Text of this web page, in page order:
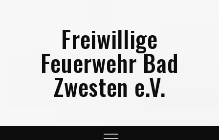
Freiwillige
Feuerwehr Bad
Zwesten e.V.
Menu